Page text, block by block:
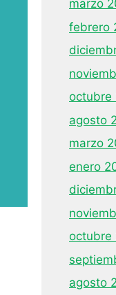
marzo
febrero
octubre
agosto
marzo
enero
octubre
agosto